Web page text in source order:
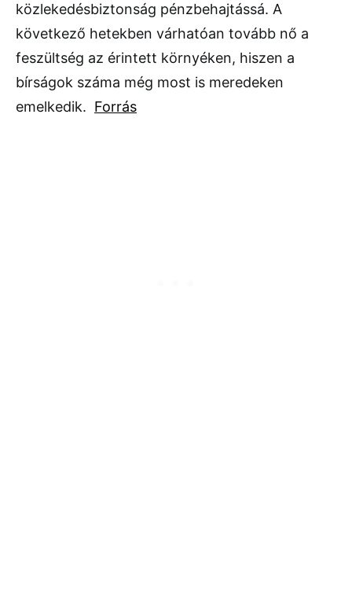
közlekedésbiztonság pénzbehajtássá. A
következő hetekben várhatóan tovább nő a
feszültség az érintett környéken, hiszen a
bírságok száma még most is meredeken
emelkedik. Forrás